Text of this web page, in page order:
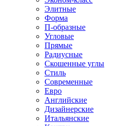
Элитные
Форма
П-образные
Угловые
Прямые
Радиусные
Скошенные углы
Стиль
Современные
Евро
Английские
Дизайнерские
Итальянские